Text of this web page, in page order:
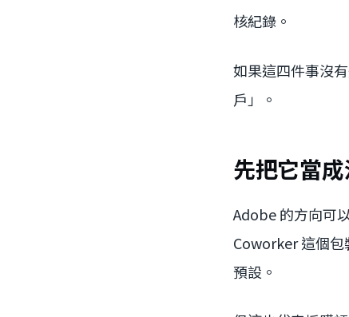
核紀錄。
如果這四件事沒
戶」。
先把它當
Adobe 的方向可
Coworker 這個包
預設。